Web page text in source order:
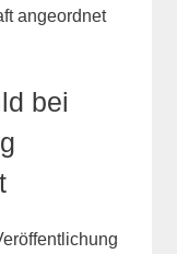
angeordnet
bei